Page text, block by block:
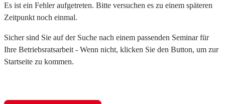
Es ist ein Fehler aufgetreten. Bitte versuchen es zu einem späteren
Zeitpunkt noch einmal.
Sicher sind Sie auf der Suche nach einem passenden Seminar für
Ihre Betriebsratsarbeit - Wenn nicht, klicken Sie den Button, um zur
Startseite zu kommen.